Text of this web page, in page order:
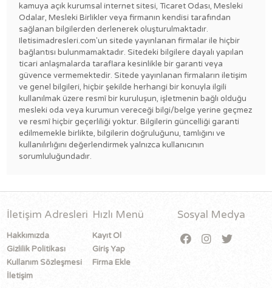
kamuya açık kurumsal internet sitesi, Ticaret Odası, Mesleki
Odalar, Mesleki Birlikler veya firmanın kendisi tarafından
sağlanan bilgilerden derlenerek oluşturulmaktadır.
Iletisimadresleri.com'un sitede yayınlanan firmalar ile hiçbir
bağlantısı bulunmamaktadır. Sitedeki bilgilere dayalı yapılan
ticari anlaşmalarda taraflara kesinlikle bir garanti veya
güvence vermemektedir. Sitede yayınlanan firmaların iletişim
ve genel bilgileri, hiçbir şekilde herhangi bir konuyla ilgili
kullanılmak üzere resmî bir kuruluşun, işletmenin bağlı olduğu
mesleki oda veya kurumun vereceği bilgi/belge yerine geçmez
ve resmî hiçbir geçerliliği yoktur. Bilgilerin güncelliği garanti
edilmemekle birlikte, bilgilerin doğruluğunu, tamlığını ve
kullanılırlığını değerlendirmek yalnızca kullanıcının
sorumluluğundadır.
İletişim Adresleri
Hakkımızda
Gizlilik Politikası
Kullanım Sözleşmesi
İletişim
Hızlı Menü
Kayıt Ol
Giriş Yap
Firma Ekle
Sosyal Medya